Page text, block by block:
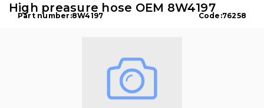
High preasure hose OEM 8W4197
Part number:8W4197 Code:76258